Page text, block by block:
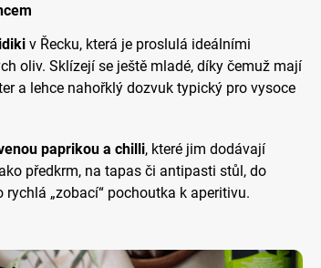
v Řecku, která je proslulá ideálními
oliv. Sklízejí se ještě mladé, díky čemuž mají
a lehce nahořklý dozvuk typický pro vysoce
paprikou a chilli, které jim dodávají
předkrm, na tapas či antipasti stůl, do
„zobací“ pochoutka k aperitivu.